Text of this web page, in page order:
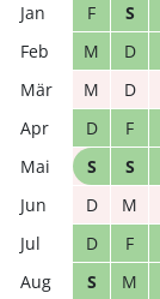
F
S
M
D
M
D
D
F
S
S
D
M
D
F
S
M